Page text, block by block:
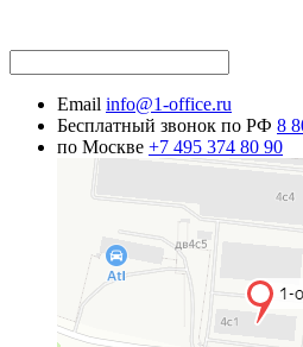
Email info@1-office.ru
Бесплатный звонок по РФ 8
по Москве +7 495 374 80 90